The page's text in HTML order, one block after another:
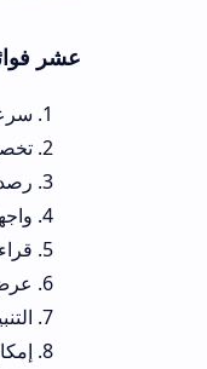
عشر فوائد يوفرها
سرعة خارقة في جلب
تخصيص تطبيق
رصد دقيق وتحديث
واجهة مستخدم
قراءة مباشرة
عرض تفصيلي
التنبيه الفوري
إمكانية طباعة